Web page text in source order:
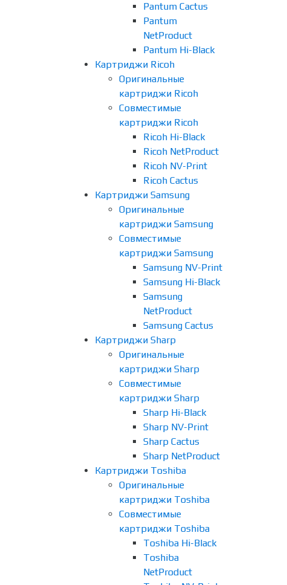
Pantum Cactus
Pantum
NetProduct
Pantum Hi-Black
Картриджи Ricoh
Оригинальные
картриджи Ricoh
Совместимые
картриджи Ricoh
Ricoh Hi-Black
Ricoh NetProduct
Ricoh NV-Print
Ricoh Cactus
Картриджи Samsung
Оригинальные
картриджи Samsung
Совместимые
картриджи Samsung
Samsung NV-Print
Samsung Hi-Black
Samsung
NetProduct
Samsung Cactus
Картриджи Sharp
Оригинальные
картриджи Sharp
Совместимые
картриджи Sharp
Sharp Hi-Black
Sharp NV-Print
Sharp Cactus
Sharp NetProduct
Картриджи Toshiba
Оригинальные
картриджи Toshiba
Совместимые
картриджи Toshiba
Toshiba Hi-Black
Toshiba
NetProduct